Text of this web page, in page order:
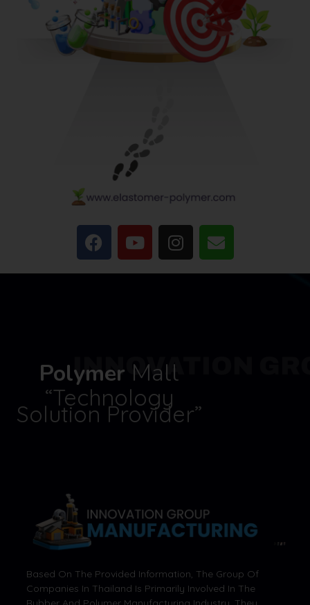
INNOVATION
Polymer Mall
“Technology
Solution Provider”
Based On The Provided Information, The Group Of
Companies In Thailand Is Primarily Involved In The